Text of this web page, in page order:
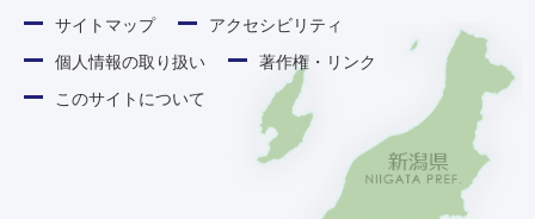
サイトマップ
アクセシビリティ
個人情報の取り扱い
著作権・リンク
このサイトについて